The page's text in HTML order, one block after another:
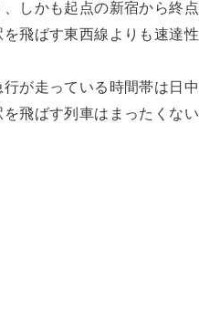
しかも起点の新宿から終
飛ばす東西線よりも速達性
が走っている時間帯は日
飛ばす列車はまったくない